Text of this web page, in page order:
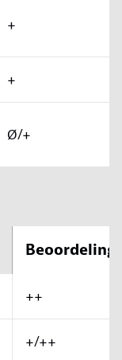
+
+
Ø/+
Beoordeling
++
+/++